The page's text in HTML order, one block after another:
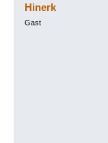
Hinerk
Gast